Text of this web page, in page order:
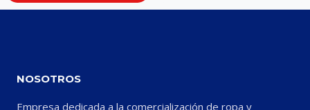
NOSOTROS
Empresa dedicada a la comercialización de ropa y